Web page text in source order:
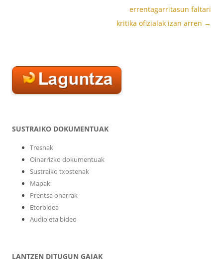
errentagarritasun faltari
kritika ofizialak izan arren →
SUSTRAIKO DOKUMENTUAK
Tresnak
Oinarrizko dokumentuak
Sustraiko txostenak
Mapak
Prentsa oharrak
Etorbidea
Audio eta bideo
LANTZEN DITUGUN GAIAK